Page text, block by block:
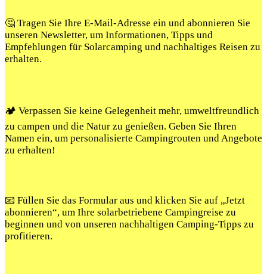
🤔 Tragen Sie Ihre E-Mail-Adresse ein und abonnieren Sie
unseren Newsletter, um Informationen, Tipps und
Empfehlungen für Solarcamping und nachhaltiges Reisen zu
erhalten.
🏕️ Verpassen Sie keine Gelegenheit mehr, umweltfreundlich
zu campen und die Natur zu genießen. Geben Sie Ihren
Namen ein, um personalisierte Campingrouten und Angebote
zu erhalten!
📧 Füllen Sie das Formular aus und klicken Sie auf „Jetzt
abonnieren“, um Ihre solarbetriebene Campingreise zu
beginnen und von unseren nachhaltigen Camping-Tipps zu
profitieren.